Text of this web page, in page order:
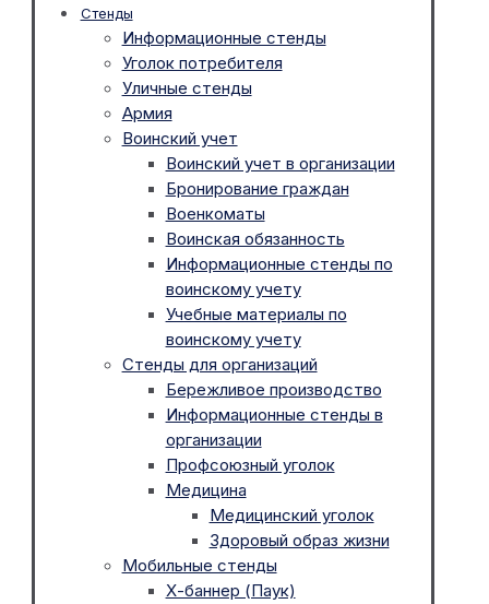
Стенды
Информационные стенды
Уголок потребителя
Уличные стенды
Армия
Воинский учет
Воинский учет в организации
Бронирование граждан
Военкоматы
Воинская обязанность
Информационные стенды по
воинскому учету
Учебные материалы по
воинскому учету
Стенды для организаций
Бережливое производство
Информационные стенды в
организации
Профсоюзный уголок
Медицина
Медицинский уголок
Здоровый образ жизни
Мобильные стенды
Х-баннер (Паук)